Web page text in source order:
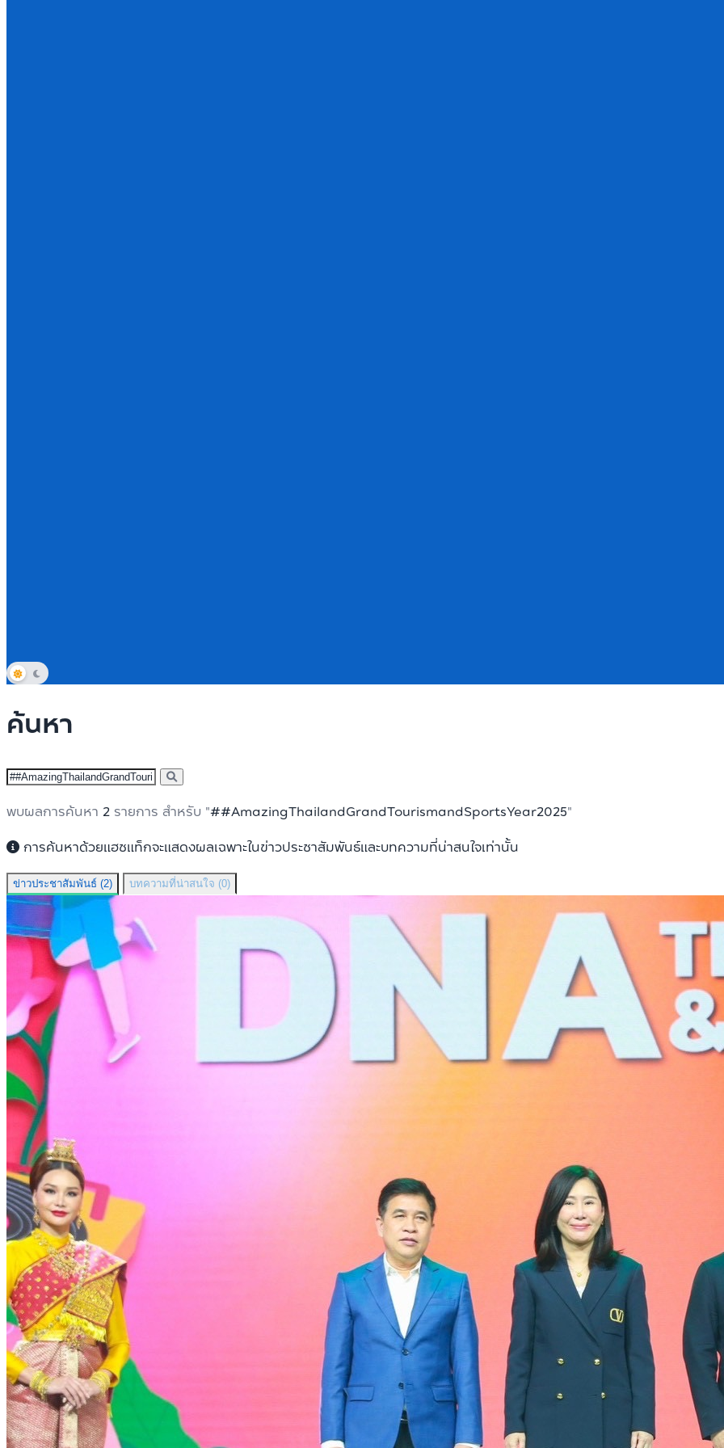
ค้นหา
พบผลการค้นหา 2 รายการ สำหรับ "##AmazingThailandGrandTourismandSportsYear2025"
การค้นหาด้วยแฮชแท็กจะแสดงผลเฉพาะในข่าวประชาสัมพันธ์และบทความที่น่าสนใจเท่านั้น
ข่าวประชาสัมพันธ์ (2) บทความที่น่าสนใจ (0)